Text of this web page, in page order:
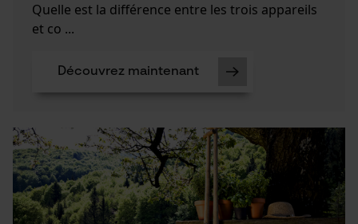
Quelle est la différence entre les trois appareils
et co ...
Découvrez maintenant